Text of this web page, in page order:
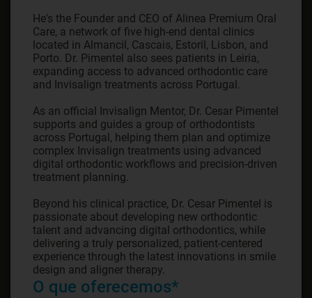
He's the Founder and CEO of Alinea Premium Oral
Care, a network of five high-end dental clinics
located in Almancil, Cascais, Estoril, Lisbon, and
Porto. Dr. Pimentel also sees patients in Leiria,
expanding access to advanced orthodontic care
and Invisalign treatments across Portugal.
As an official Invisalign Mentor, Dr. Cesar Pimentel
supports and guides a group of orthodontists
across Portugal, helping them plan and optimize
complex Invisalign treatments using advanced
digital orthodontic workflows and precision-driven
treatment planning.
Beyond his clinical practice, Dr. Cesar Pimentel is
passionate about developing new orthodontic
talent and advancing digital orthodontics, while
delivering a truly personalized, patient-centered
experience through the latest innovations in smile
design and aligner therapy.
O que oferecemos*